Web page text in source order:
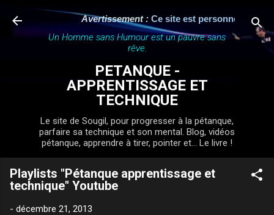
Accéder au contenu principal
Avertissement : Ce site est personnel,
Un Homme sans Humour est un pauvre sans
rêve.
PETANQUE -
APPRENTISSAGE ET
TECHNIQUE
Le site de Sougil, pour progresser à la pétanque,
parfaire sa technique et son mental. Blog, vidéos
pétanque, apprendre à tirer, pointer et... Le livre !
Playlists "Pétanque apprentissage et
technique" Youtube
- décembre 21, 2013